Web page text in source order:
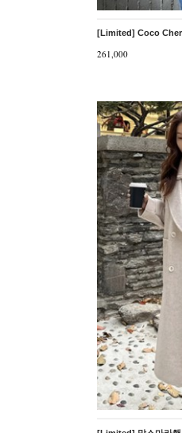
[Limited] Coco
261,000